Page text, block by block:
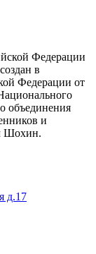
Федерации
в
Федерации от
объединения
и
Шохин.
д.17